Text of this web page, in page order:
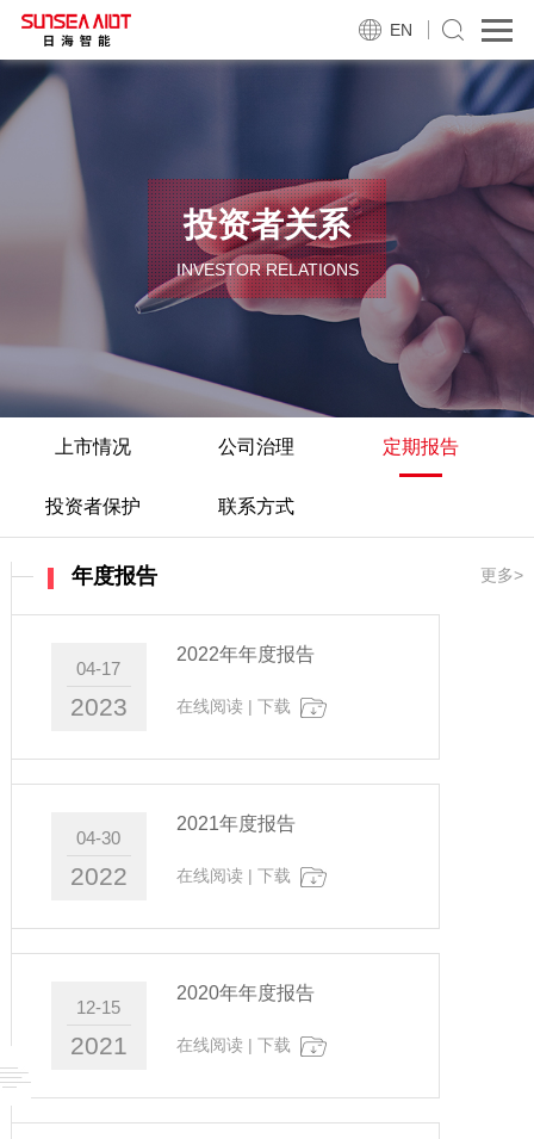
EN
投资者关系
INVESTOR RELATIONS
上市情况 公司治理 定期报告
投资者保护 联系方式
年度报告 更多>
04-17
2023
2022年年度报告
在线阅读 | 下载
04-30
2022
2021年度报告
在线阅读 | 下载
12-15
2021
2020年年度报告
在线阅读 | 下载